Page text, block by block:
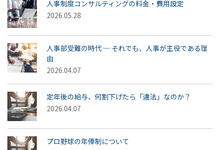
人事制度コンサルティングの料金・費用設定
2026.05.28
人事部受難の時代 ─ それでも、人事が主役である理
由
2026.04.07
定年後の給与、何割下げたら「違法」なのか？
2026.04.07
プロ野球の年俸制について